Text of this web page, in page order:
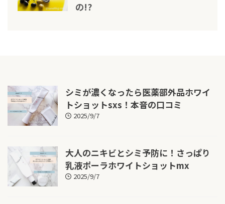
の!?
シミが濃くなったら医薬部外品ホワイ
トショットsxs！本音の口コミ
2025/9/7
大人のニキビとシミ予防に！さっぱり
乳液ポーラホワイトショットmx
2025/9/7